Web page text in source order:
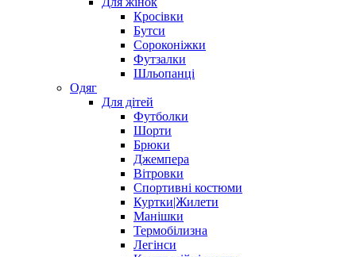
Кросівки
Бутси
Сороконіжки
Футзалки
Шльопанці
Одяг
Для дітей
Футболки
Шорти
Брюки
Джемпера
Вітровки
Спортивні костюми
Куртки|Жилети
Манішки
Термобілизна
Легінси